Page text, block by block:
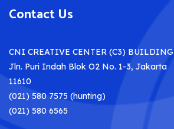
Contact Us
CNI CREATIVE CENTER (C3) BUILDING
Jln. Puri Indah Blok O2 No. 1-3, Jakarta
11610
(021) 580 7575 (hunting)
(021) 580 6565